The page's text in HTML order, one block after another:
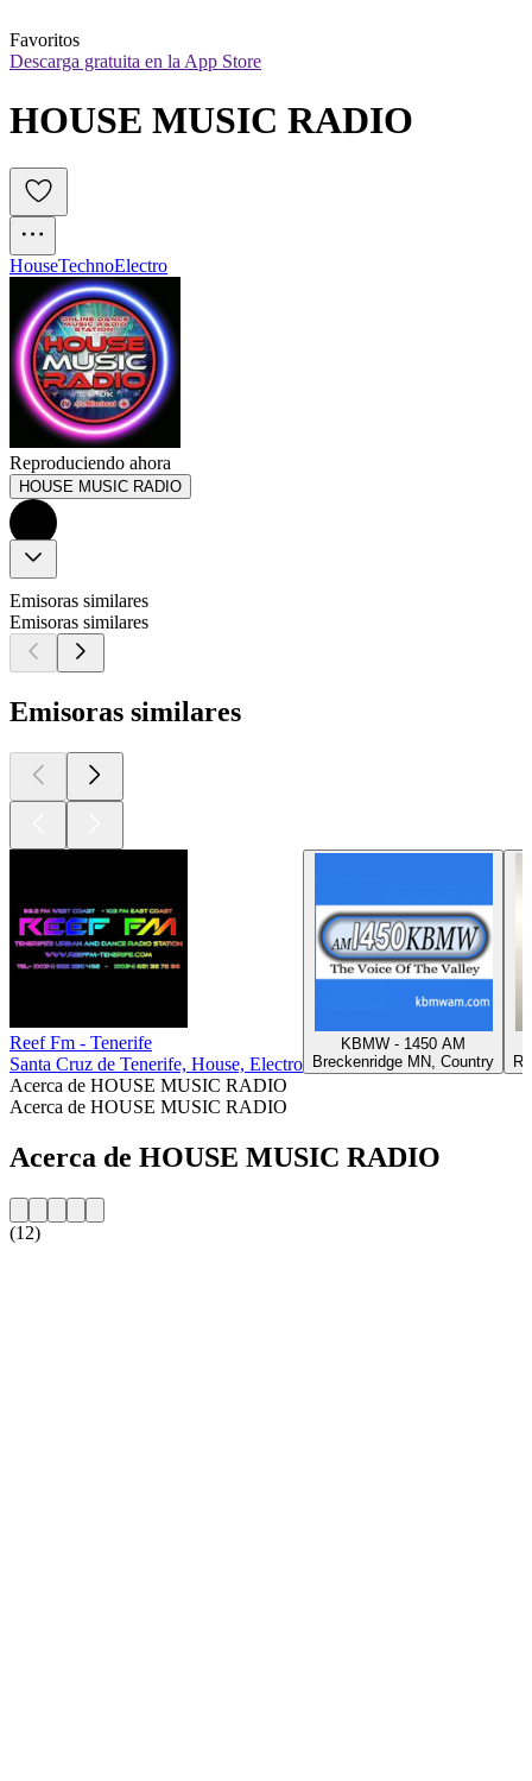
Favoritos
Descarga gratuita en la App Store
HOUSE MUSIC RADIO
HouseTechnoElectro
Reproduciendo ahora
HOUSE MUSIC RADIO
Emisoras similares
Emisoras similares
Emisoras similares
Reef Fm - Tenerife
Santa Cruz de Tenerife, House, Electro
KBMW - 1450 AM
Breckenridge MN, Country
Acerca de HOUSE MUSIC RADIO
Acerca de HOUSE MUSIC RADIO
Acerca de HOUSE MUSIC RADIO
(12)